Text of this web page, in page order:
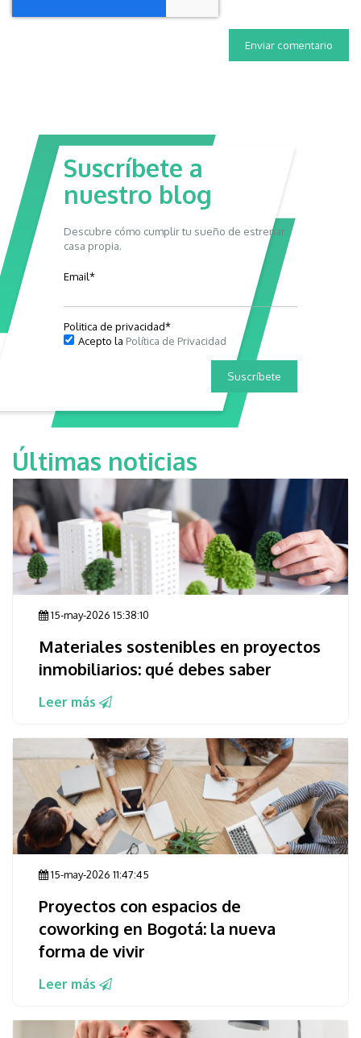
Suscríbete a
nuestro blog
Descubre cómo cumplir tu sueño de estrenar
casa propia.
Email*
Politica de privacidad*
Acepto la Política de Privacidad
Últimas noticias
15-may-2026 15:38:10
Materiales sostenibles en proyectos
inmobiliarios: qué debes saber
Leer más
15-may-2026 11:47:45
Proyectos con espacios de
coworking en Bogotá: la nueva
forma de vivir
Leer más